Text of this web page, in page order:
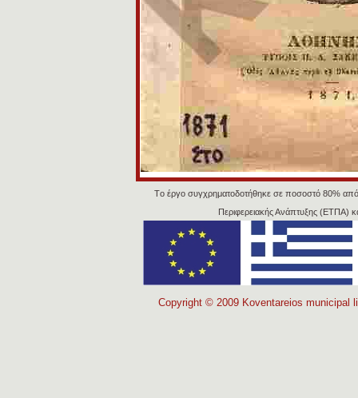
Tο έργο συγχρηματοδοτήθηκε σε ποσοστό 80%
Περιφερειακής Ανάπτυξης (ΕΤΠΑ)
Copyright © 2009 Koventareios municipal